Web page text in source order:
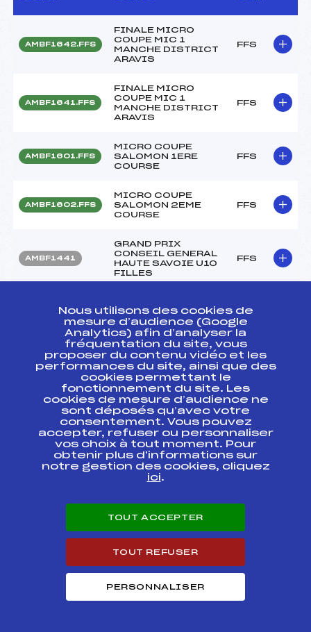
AMBF1642.FFS
FINALE MICRO
COUPE MIC 1
MANCHE DISTRICT
ARAVIS
FFS
AMBF1641.FFS
FINALE MICRO
COUPE MIC 1
MANCHE DISTRICT
ARAVIS
FFS
AMBF1601.FFS
MICRO COUPE
SALOMON 1ERE
COURSE
FFS
AMBF1602.FFS
MICRO COUPE
SALOMON 2EME
COURSE
FFS
AMBF1441
GRAND PRIX
CONSEIL GENERAL
HAUTE SAVOIE U10
FILLES
FFS
AMBF1021
MANCHE ASPTT
ANNECY
FFS
AMBF1022
MICRO COUPE 2
MANCHE ASPTT
ANNECY
FFS
AMBF0752.FFS
MICRO COUPE EN 1
MANCHE DEUXIEME
COURSE
FFS
AMBF0751.FFS
MICRO COUPE EN 1
MANCHE
FFS
Nous utilisons des cookies de
mesure d’audience (Google
Analytics) afin d’analyser la
fréquentation du site, vous
proposer du contenu vidéo et les
performances du site, ainsi que des
cookies permettant le
fonctionnement du site. Les
cookies de mesure d’audience ne
sont déposés qu’avec votre
consentement. Vous pouvez
accepter, refuser ou personnaliser
vos choix à tout moment. Pour
obtenir plus d'informations sur
notre gestion des cookies, cliquez
ici.
TOUT ACCEPTER
TOUT REFUSER
PERSONNALISER